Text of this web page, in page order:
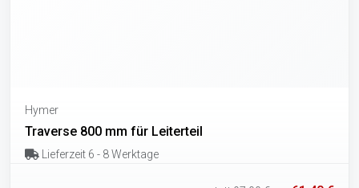
Hymer
Traverse 800 mm für Leiterteil
Lieferzeit 6 - 8 Werktage